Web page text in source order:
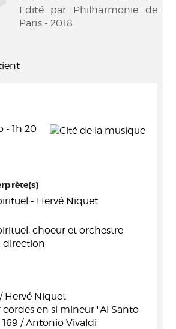
Edité par Philharmonie de
Paris - 2018
- 1h 20
- Hervé Niquet
choeur et orchestre
direction
Hervé Niquet
en si mineur "Al Santo
169 / Antonio Vivaldi